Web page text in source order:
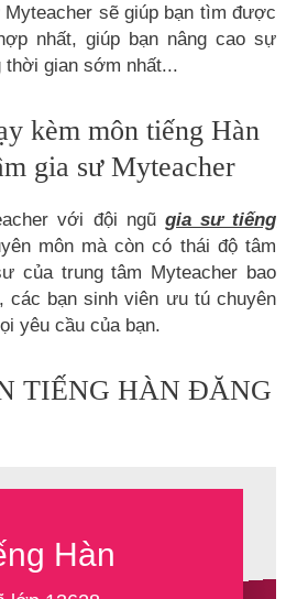
sẽ giúp bạn tìm được
nhất, giúp bạn nâng cao sự
thời gian sớm nhất...
kèm môn tiếng Hàn
gia sư Myteacher
với đội ngũ gia sư tiếng
môn mà còn có thái độ tâm
của trung tâm Myteacher bao
các bạn sinh viên ưu tú chuyên
yêu cầu của bạn.
TIẾNG HÀN ĐĂNG
Hàn